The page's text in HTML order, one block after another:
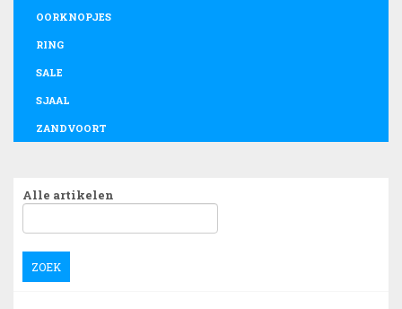
OORKNOPJES
RING
SALE
SJAAL
ZANDVOORT
Alle artikelen
ZOEK